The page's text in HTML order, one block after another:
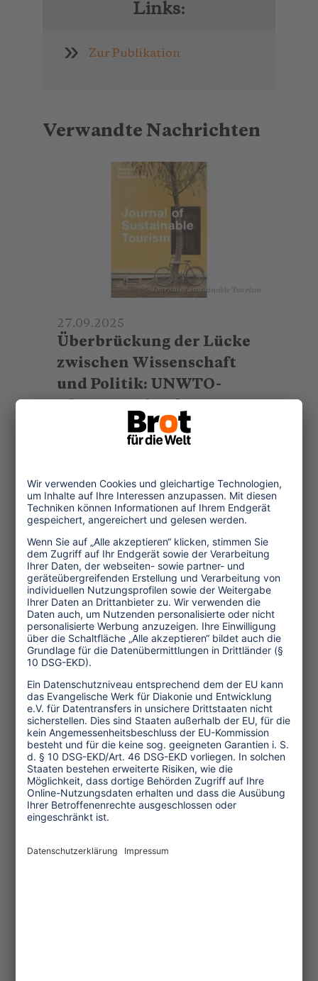
Links:
Zur Publikation
Verwandte Nachrichten
© Journal of Sustainable Tourism
27.09.2025
Überbrückung der Lücke
zwischen Wissenschaft
und Politik: UNWTO-
nachhaltigen Tourismus
nachhaltiger Lösungen in der
Politik voranbringt.
...mehr
Themen
Tourismuspolitik
Kultur und Religion
Umwelt und Klima
Wirtschaft